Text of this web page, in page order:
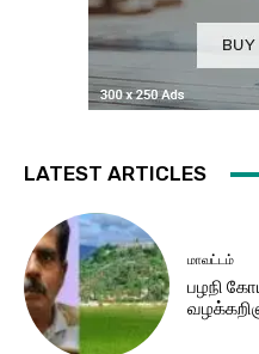
LATEST ARTICLES
மாவட்டம்
பழநி